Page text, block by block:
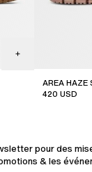
AREA HAZE
420 USD
pour des
& les